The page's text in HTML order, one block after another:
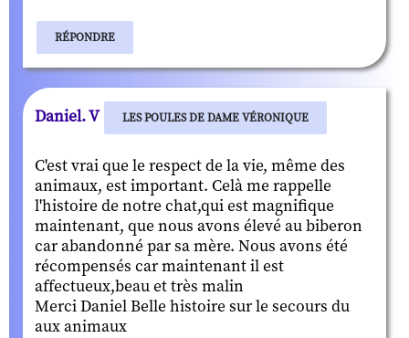
RÉPONDRE
Daniel. V LES POULES DE DAME VÉRONIQUE
C'est vrai que le respect de la vie, même des
animaux, est important. Celà me rappelle
l'histoire de notre chat,qui est magnifique
maintenant, que nous avons élevé au biberon
car abandonné par sa mère. Nous avons été
récompensés car maintenant il est
affectueux,beau et très malin
Merci Daniel Belle histoire sur le secours du
aux animaux